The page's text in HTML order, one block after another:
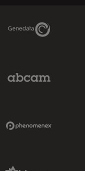
Genedata Link